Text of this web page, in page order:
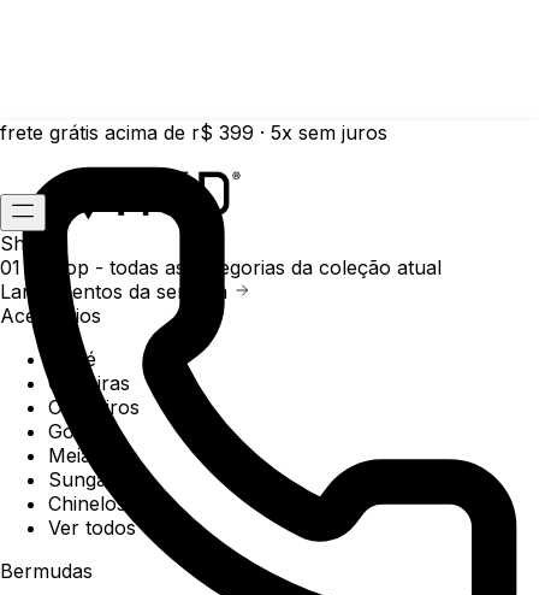
frete grátis acima de r$ 399 · 5x sem juros
Shop
01 /
Shop - todas as categorias da coleção atual
Lançamentos da semana
Acessórios
Boné
Carteiras
Chaveiros
Gorros
Meias
Sunga
Chinelos
Ver todos
Bermudas